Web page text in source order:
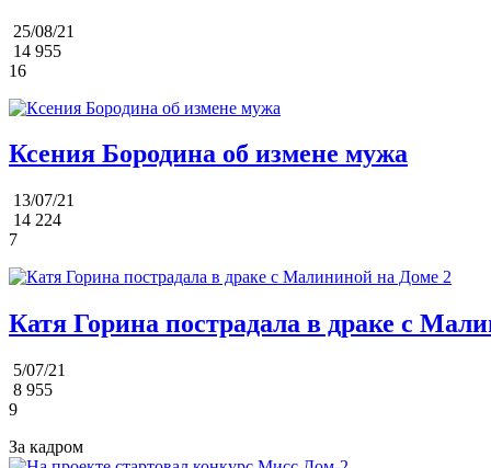
25/08/21
14 955
16
Ксения Бородина об измене мужа
13/07/21
14 224
7
Катя Горина пострадала в драке с
5/07/21
8 955
9
За кадром